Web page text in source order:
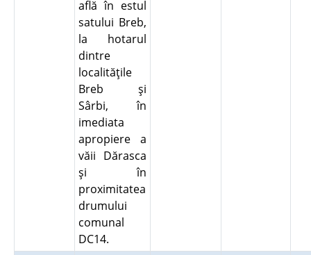
află în estul
satului Breb,
la hotarul
dintre
localităţile
Breb şi
Sârbi, în
imediata
apropiere a
văii Dărasca
şi în
proximitatea
drumului
comunal
DC14.